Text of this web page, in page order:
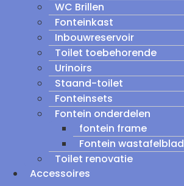
WC Brillen
Fonteinkast
Inbouwreservoir
Toilet toebehorende
Urinoirs
Staand-toilet
Fonteinsets
Fontein onderdelen
fontein frame
Fontein wastafelblad
Toilet renovatie
Accessoires